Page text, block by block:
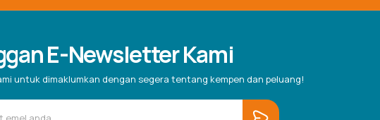
E-Newsletter Kami
untuk dimaklumkan dengan segera tentang kempen dan peluang!